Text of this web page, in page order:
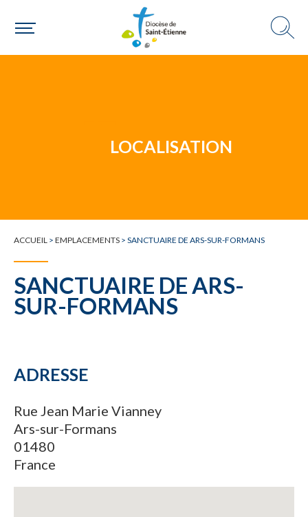
LOCALISATION
ACCUEIL > EMPLACEMENTS > SANCTUAIRE DE ARS-SUR-FORMANS
SANCTUAIRE DE ARS-
SUR-FORMANS
ADRESSE
Rue Jean Marie Vianney
Ars-sur-Formans
01480
France